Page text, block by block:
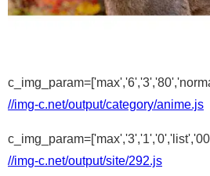
//img-c.net/output/category/anime.js
//img-c.net/output/site/292.js